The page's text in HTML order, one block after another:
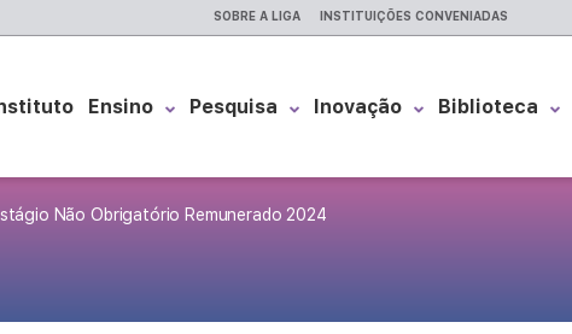
SOBRE A LIGA INSTITUIÇÕES CONVENIADAS
Ensino Pesquisa Inovação Biblioteca
Não Obrigatório Remunerado 2024